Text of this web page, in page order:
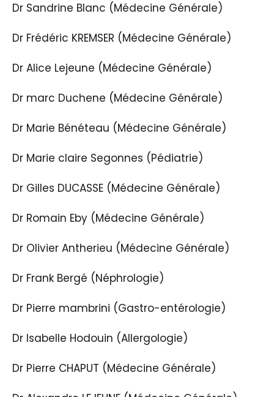
Dr Sandrine Blanc (Médecine Générale)
Dr Frédéric KREMSER (Médecine Générale)
Dr Alice Lejeune (Médecine Générale)
Dr marc Duchene (Médecine Générale)
Dr Marie Bénéteau (Médecine Générale)
Dr Marie claire Segonnes (Pédiatrie)
Dr Gilles DUCASSE (Médecine Générale)
Dr Romain Eby (Médecine Générale)
Dr Olivier Antherieu (Médecine Générale)
Dr Frank Bergé (Néphrologie)
Dr Pierre mambrini (Gastro-entérologie)
Dr Isabelle Hodouin (Allergologie)
Dr Pierre CHAPUT (Médecine Générale)